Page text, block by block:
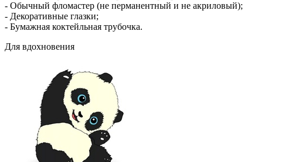
- Обычный фломастер (не перманентный и не акриловый);
- Декоративные глазки;
- Бумажная коктейльная трубочка.
Для вдохновения